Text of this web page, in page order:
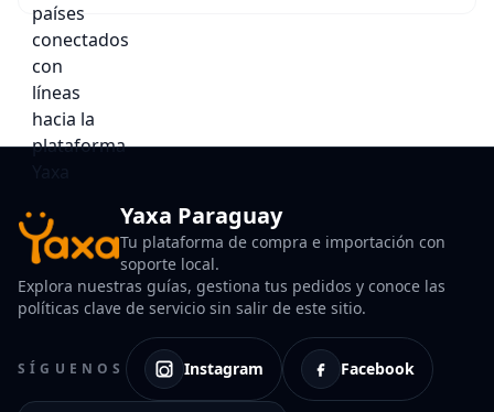
Yaxa Paraguay
Tu plataforma de compra e importación con
soporte local.
Explora nuestras guías, gestiona tus pedidos y conoce las
políticas clave de servicio sin salir de este sitio.
SÍGUENOS Instagram Facebook